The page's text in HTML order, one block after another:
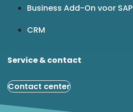
Business Add-On voor SAP
CRM
Service & contact
Contact center